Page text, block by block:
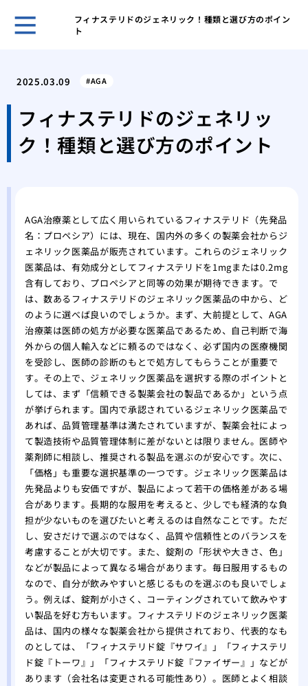
フィナステリドのジェネリック！種類と選び方のポイン
ト
肌
ケ
脱
薄
薄
を
自
れ！
院
夏
する
有
あ
の
大阪
リ
版
専
2025.03.09 AGA
フィナステリドのジェネリッ
ク！種類と選び方のポイント
AGA治療薬として広く用いられているフィナステリド（先発品
名：プロペシア）には、現在、国内外の多くの製薬会社からジ
ェネリック医薬品が販売されています。これらのジェネリック
医薬品は、有効成分としてフィナステリドを1mgまたは0.2mg
含有しており、プロペシアと同等の効果が期待できます。で
は、数あるフィナステリドのジェネリック医薬品の中から、ど
のように選べば良いのでしょうか。まず、大前提として、AGA
治療薬は医師の処方が必要な医薬品であるため、自己判断で海
外からの個人輸入などに頼るのではなく、必ず国内の医療機関
を受診し、医師の診断のもとで処方してもらうことが重要で
す。その上で、ジェネリック医薬品を選択する際のポイントと
しては、まず「信頼できる製薬会社の製品であるか」という点
が挙げられます。国内で承認されているジェネリック医薬品で
あれば、品質管理基準は満たされていますが、製薬会社によっ
て製造技術や品質管理体制に差がないとは限りません。医師や
薬剤師に相談し、推奨される製品を選ぶのが安心です。次に、
「価格」も重要な選択基準の一つです。ジェネリック医薬品は
先発品よりも安価ですが、製品によって若干の価格差がある場
合があります。長期的な服用を考えると、少しでも経済的な負
担が少ないものを選びたいと考えるのは自然なことです。ただ
し、安さだけで選ぶのではなく、品質や信頼性とのバランスを
考慮することが大切です。また、錠剤の「形状や大きさ、色」
などが製品によって異なる場合があります。毎日服用するもの
なので、自分が飲みやすいと感じるものを選ぶのも良いでしょ
う。例えば、錠剤が小さく、コーティングされていて飲みやす
い製品を好む方もいます。フィナステリドのジェネリック医薬
品は、国内の様々な製薬会社から提供されており、代表的なも
のとしては、「フィナステリド錠『サワイ』」「フィナステリ
ド錠『トーワ』」「フィナステリド錠『ファイザー』」などが
あります（会社名は変更される可能性あり）。医師とよく相談